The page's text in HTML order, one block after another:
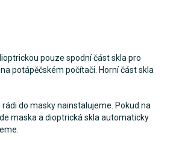
pouze spodní část skla pro
potápěčském počítači. Horní část skla
rádi do masky nainstalujeme. Pokud na
maska a dioptrická skla automaticky